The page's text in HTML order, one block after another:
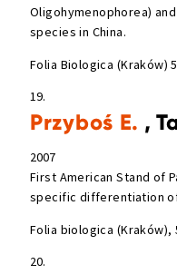
Oligohymenophorea)
species in China.
Folia Biologica (Kraków)
19.
Przyboś E. ,
2007
First American Stand of
specific differentiation
Folia biologica (Kraków),
20.